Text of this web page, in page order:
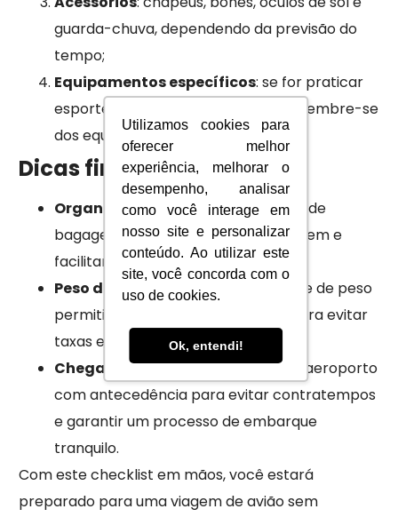
Utilizamos cookies para
oferecer melhor
experiência, melhorar o
desempenho, analisar
como você interage em
nosso site e personalizar
conteúdo. Ao utilizar este
site, você concorda com o
uso de cookies.
Ok, entendi!
guarda-chuva, dependendo da previsão do
tempo;
Equipamentos específicos: se for praticar
esportes ou atividades específicas, lembre-se
dos equipamentos necessários.
Dicas finais
Organização: utilize organizadores de
bagagem para manter tudo em ordem e
facilitar o acesso aos itens;
Peso da bagagem: verifique o limite de peso
permitido pela companhia aérea para evitar
taxas extras;
Chegada antecipada: chegue ao aeroporto
com antecedência para evitar contratempos
e garantir um processo de embarque
tranquilo.
Com este checklist em mãos, você estará
preparado para uma viagem de avião sem